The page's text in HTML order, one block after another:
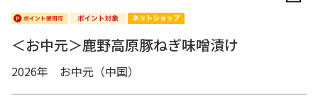
＜お中元＞鹿野高原豚ねぎ味噌漬け
2026年 お中元（中国）